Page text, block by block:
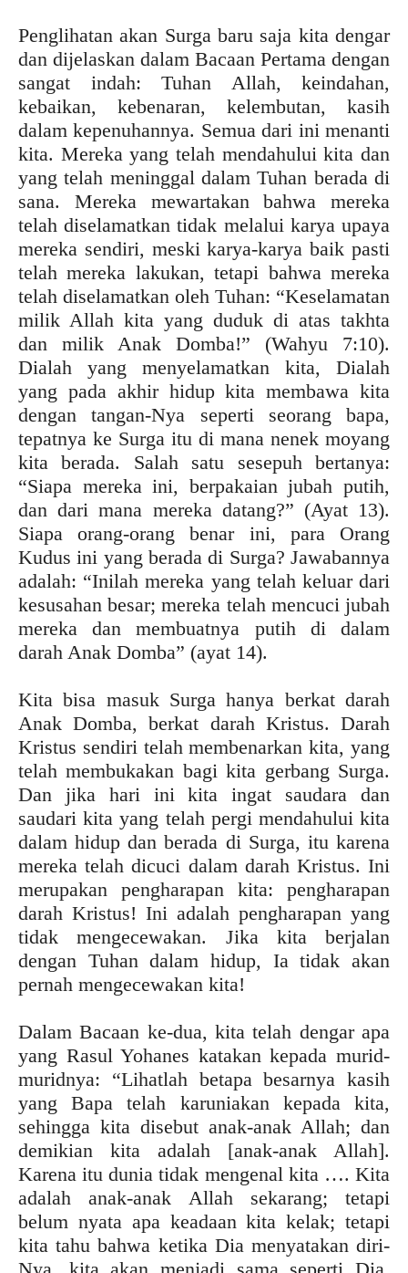
Penglihatan akan Surga baru saja kita dengar
dan dijelaskan dalam Bacaan Pertama dengan
sangat indah: Tuhan Allah, keindahan,
kebaikan, kebenaran, kelembutan, kasih
dalam kepenuhannya. Semua dari ini menanti
kita. Mereka yang telah mendahului kita dan
yang telah meninggal dalam Tuhan berada di
sana. Mereka mewartakan bahwa mereka
telah diselamatkan tidak melalui karya upaya
mereka sendiri, meski karya-karya baik pasti
telah mereka lakukan, tetapi bahwa mereka
telah diselamatkan oleh Tuhan: “Keselamatan
milik Allah kita yang duduk di atas takhta
dan milik Anak Domba!” (Wahyu 7:10).
Dialah yang menyelamatkan kita, Dialah
yang pada akhir hidup kita membawa kita
dengan tangan-Nya seperti seorang bapa,
tepatnya ke Surga itu di mana nenek moyang
kita berada. Salah satu sesepuh bertanya:
“Siapa mereka ini, berpakaian jubah putih,
dan dari mana mereka datang?” (Ayat 13).
Siapa orang-orang benar ini, para Orang
Kudus ini yang berada di Surga? Jawabannya
adalah: “Inilah mereka yang telah keluar dari
kesusahan besar; mereka telah mencuci jubah
mereka dan membuatnya putih di dalam
darah Anak Domba” (ayat 14).
Kita bisa masuk Surga hanya berkat darah
Anak Domba, berkat darah Kristus. Darah
Kristus sendiri telah membenarkan kita, yang
telah membukakan bagi kita gerbang Surga.
Dan jika hari ini kita ingat saudara dan
saudari kita yang telah pergi mendahului kita
dalam hidup dan berada di Surga, itu karena
mereka telah dicuci dalam darah Kristus. Ini
merupakan pengharapan kita: pengharapan
darah Kristus! Ini adalah pengharapan yang
tidak mengecewakan. Jika kita berjalan
dengan Tuhan dalam hidup, Ia tidak akan
pernah mengecewakan kita!
Dalam Bacaan ke-dua, kita telah dengar apa
yang Rasul Yohanes katakan kepada murid-
muridnya: “Lihatlah betapa besarnya kasih
yang Bapa telah karuniakan kepada kita,
sehingga kita disebut anak-anak Allah; dan
demikian kita adalah [anak-anak Allah].
Karena itu dunia tidak mengenal kita …. Kita
adalah anak-anak Allah sekarang; tetapi
belum nyata apa keadaan kita kelak; tetapi
kita tahu bahwa ketika Dia menyatakan diri-
Nya, kita akan menjadi sama seperti Dia,